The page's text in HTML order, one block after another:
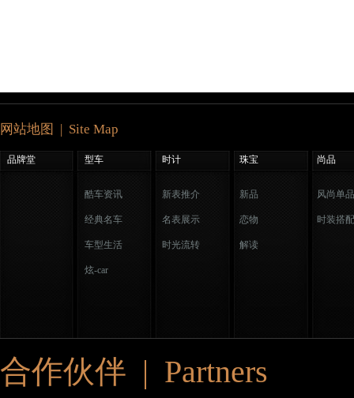
网站地图 | Site Map
品牌堂 型车 时计 珠宝 尚品
酷车资讯
经典名车
车型生活
炫-car
新表推介
名表展示
时光流转
新品
恋物
解读
风尚单品
时装搭配
合作伙伴 | Partners